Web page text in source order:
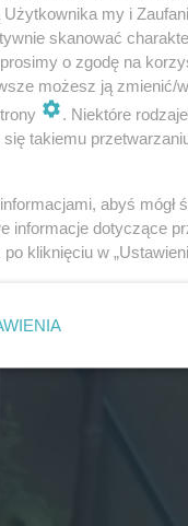
Użytkownika my i
skanować
o zgodę na
możesz ją
. Niektóre
takiemu
abyś
informacje dotyczące
po kliknięciu w